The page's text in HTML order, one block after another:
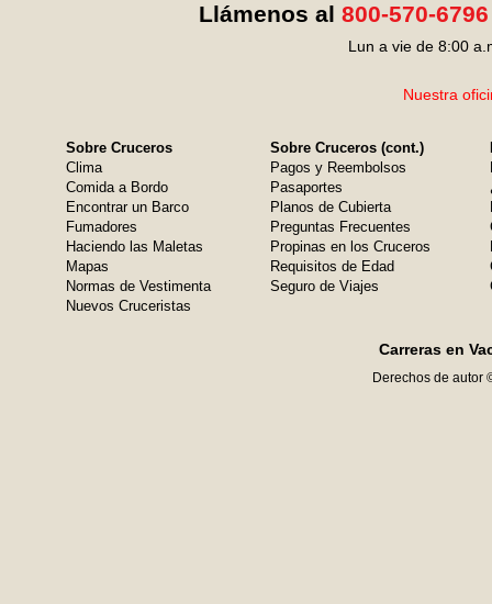
Llámenos al 800-570-6796
Lun a vie de 8:00
Nuestra
Sobre Cruceros
Clima
Comida a Bordo
Encontrar un Barco
Fumadores
Haciendo las Maletas
Mapas
Normas de Vestimenta
Nuevos Cruceristas
Sobre Cruceros (cont.)
Pagos y Reembolsos
Pasaportes
Planos de Cubierta
Preguntas Frecuentes
Propinas en los Cruceros
Requisitos de Edad
Seguro de Viajes
Carreras en
Derechos de autor